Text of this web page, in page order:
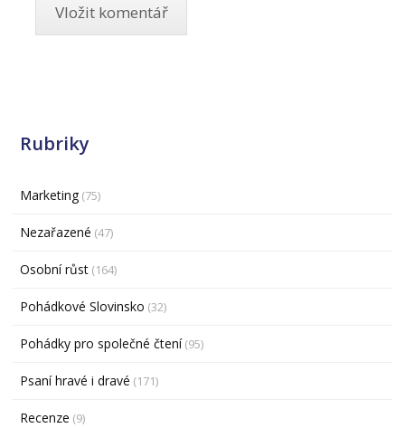
Rubriky
Marketing (75)
Nezařazené (47)
Osobní růst (164)
Pohádkové Slovinsko (32)
Pohádky pro společné čtení(95)
Psaní hravé i dravé (171)
Recenze (9)